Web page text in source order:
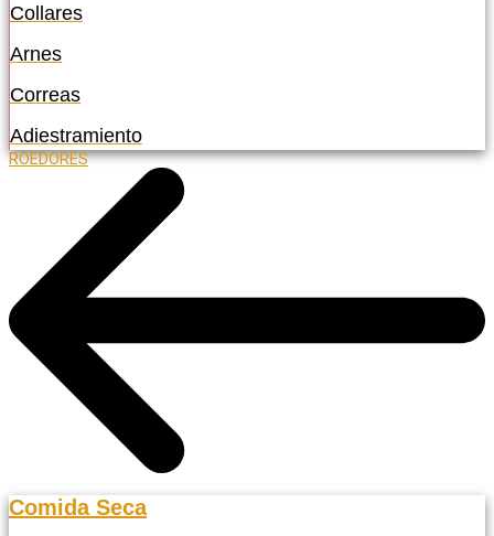
Collares
Arnes
Correas
Adiestramiento
ROEDORES
Comida Seca